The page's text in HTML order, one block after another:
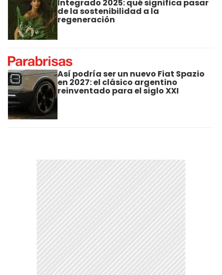
Integrado 2025: qué significa pasar
de la sostenibilidad a la
regeneración
Así podría ser un nuevo Fiat Spazio
en 2027: el clásico argentino
reinventado para el siglo XXI